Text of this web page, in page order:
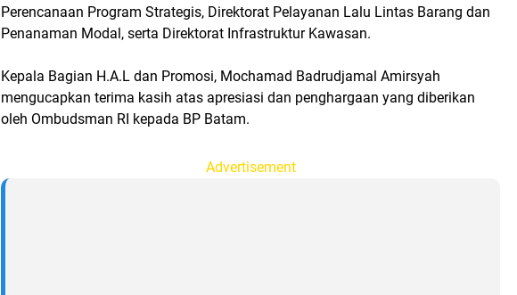
Perencanaan Program Strategis, Direktorat Pelayanan Lalu Lintas Barang dan
Penanaman Modal, serta Direktorat Infrastruktur Kawasan.
Kepala Bagian H.A.L dan Promosi, Mochamad Badrudjamal Amirsyah
mengucapkan terima kasih atas apresiasi dan penghargaan yang diberikan
oleh Ombudsman RI kepada BP Batam.
Advertisement